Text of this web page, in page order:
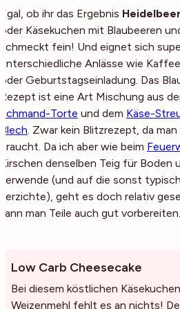
Egal, ob ihr das Ergebnis
oder Käsekuchen mit Blaubeeren
schmeckt fein! Und eignet sich
unterschiedliche Anlässe wie
oder Geburtstagseinladung. Das
Rezept ist eine Art Mischung aus
Schmand-Torte und dem Käse-
Blech. Zwar kein Blitzrezept, da
braucht. Da ich aber wie beim
Kirschen denselben Teig für Boden
verwende (und auf die sonst
verzichte), geht es doch relativ
kann man Teile auch gut vorbereiten.
Low Carb Cheesecake
Bei diesem köstlichen
Weizenmehl fehlt es an nichts!